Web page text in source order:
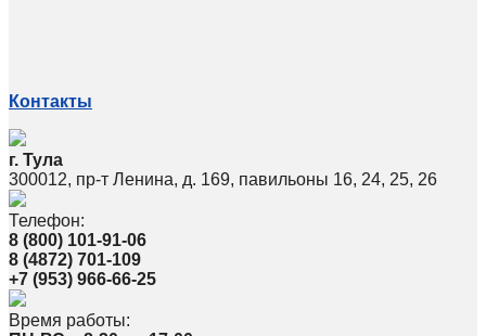
Контакты
г. Тула
300012, пр-т Ленина, д. 169, павильоны 16, 24, 25, 26
Телефон:
8 (800) 101-91-06
8 (4872) 701-109
+7 (953) 966-66-25
Время работы: